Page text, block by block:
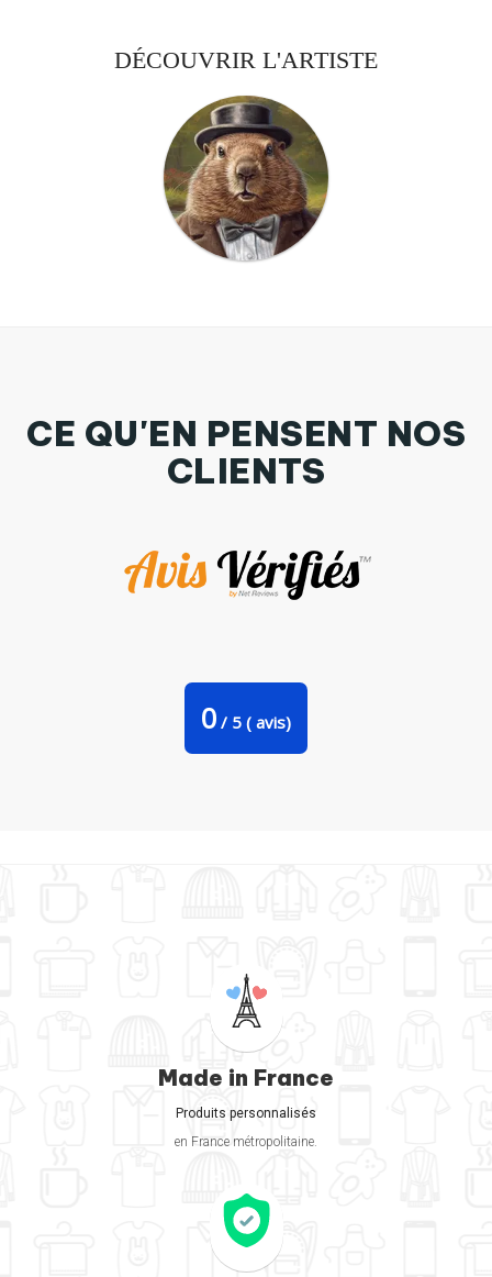
DÉCOUVRIR L'ARTISTE
CE QU'EN PENSENT NOS
CLIENTS
0 / 5 ( avis)
Made in France
Produits personnalisés
en France métropolitaine.